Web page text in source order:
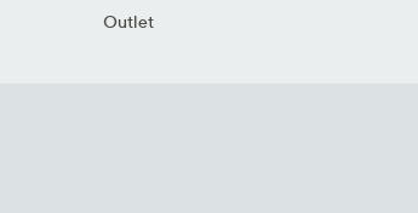
Outlet